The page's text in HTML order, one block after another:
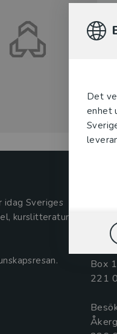
Det
enhet
Sveriges
kurslitteratur,
Box
221